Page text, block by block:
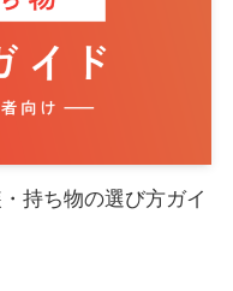
持ち物の選び方ガイ